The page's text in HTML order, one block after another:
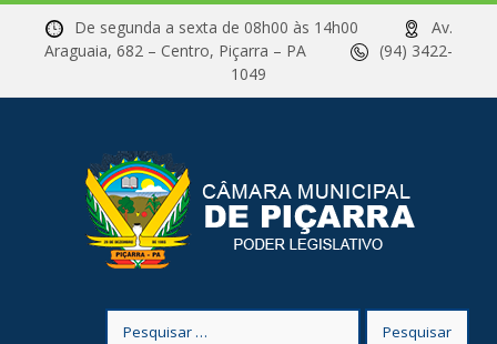
De segunda a sexta de 08h00 às 14h00
Av.
Araguaia, 682 – Centro, Piçarra – PA
(94) 3422-
1049